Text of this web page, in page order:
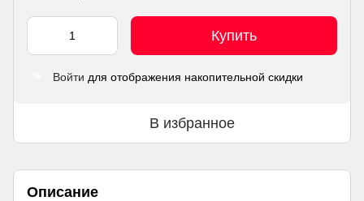
Купить
Войти для отображения накопительной скидки
В избранное
Описание